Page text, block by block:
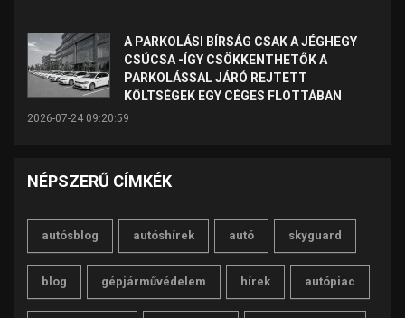
A PARKOLÁSI BÍRSÁG CSAK A JÉGHEGY
CSÚCSA -ÍGY CSÖKKENTHETŐK A
PARKOLÁSSAL JÁRÓ REJTETT
KÖLTSÉGEK EGY CÉGES FLOTTÁBAN
2026-07-24 09:20:59
NÉPSZERŰ CÍMKÉK
autósblog autóshírek autó skyguard
blog gépjárművédelem hírek autópiac